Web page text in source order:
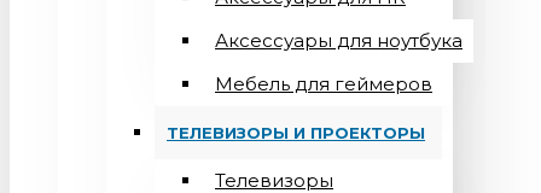
Аксессуары для ноутбука
Мебель для геймеров
ТЕЛЕВИЗОРЫ И ПРОЕКТОРЫ
Телевизоры